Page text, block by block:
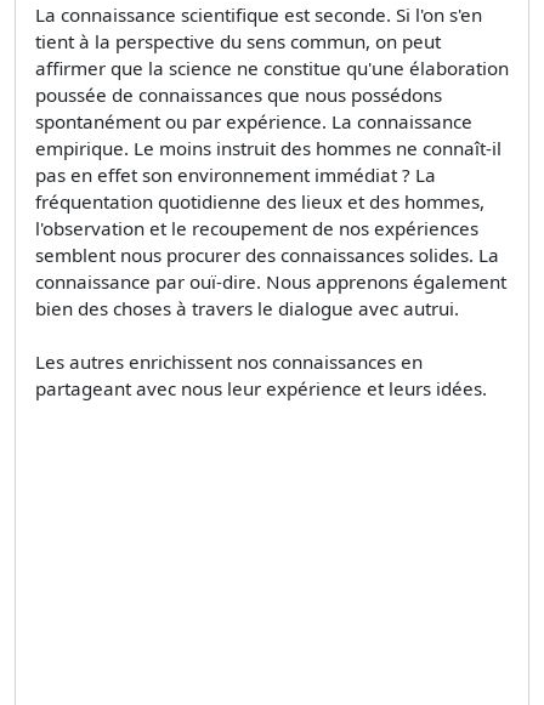
La connaissance scientifique est seconde. Si l'on s'en
tient à la perspective du sens commun, on peut
affirmer que la science ne constitue qu'une élaboration
poussée de connaissances que nous possédons
spontanément ou par expérience. La connaissance
empirique. Le moins instruit des hommes ne connaît-il
pas en effet son environnement immédiat ? La
fréquentation quotidienne des lieux et des hommes,
l'observation et le recoupement de nos expériences
semblent nous procurer des connaissances solides. La
connaissance par ouï-dire. Nous apprenons également
bien des choses à travers le dialogue avec autrui.
Les autres enrichissent nos connaissances en
partageant avec nous leur expérience et leurs idées.